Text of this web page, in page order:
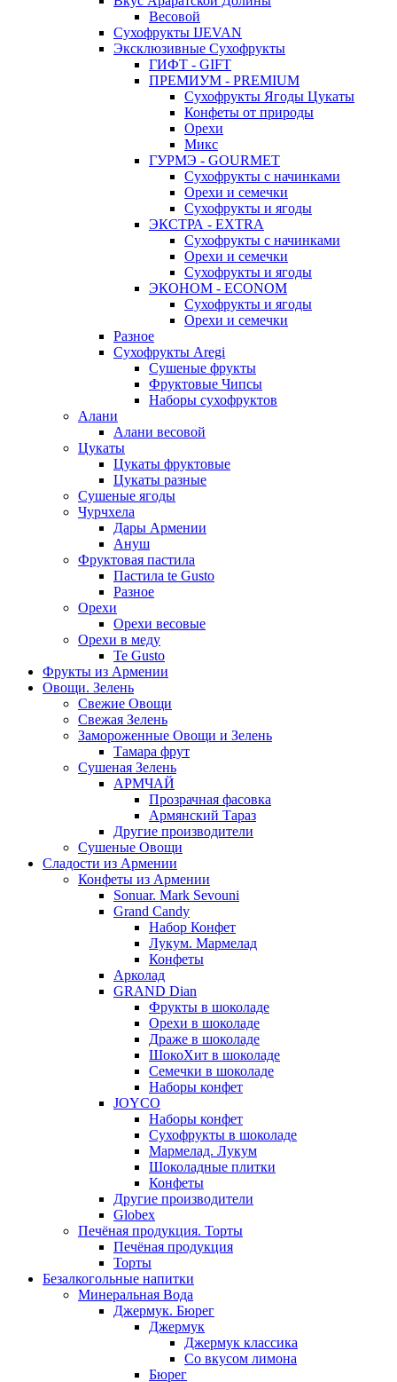
Весовой
Сухофрукты IJEVAN
Эксклюзивные Сухофрукты
ГИФТ - GIFT
ПРЕМИУМ - PREMIUM
Сухофрукты Ягоды Цукаты
Конфеты от природы
Орехи
Микс
ГУРМЭ - GOURMET
Сухофрукты с начинками
Орехи и семечки
Сухофрукты и ягоды
ЭКСТРА - EXTRA
Сухофрукты с начинками
Орехи и семечки
Сухофрукты и ягоды
ЭКОНОМ - ECONOM
Сухофрукты и ягоды
Орехи и семечки
Разное
Сухофрукты Aregi
Сушеные фрукты
Фруктовые Чипсы
Наборы сухофруктов
Алани
Алани весовой
Цукаты
Цукаты фруктовые
Цукаты разные
Сушеные ягоды
Чурчхела
Дары Армении
Ануш
Фруктовая пастила
Пастила te Gusto
Разное
Орехи
Орехи весовые
Орехи в меду
Te Gusto
Фрукты из Армении
Овощи. Зелень
Свежие Овощи
Свежая Зелень
Замороженные Овощи и Зелень
Тамара фрут
Сушеная Зелень
АРМЧАЙ
Прозрачная фасовка
Армянский Тараз
Другие производители
Сушеные Овощи
Сладости из Армении
Конфеты из Армении
Sonuar. Mark Sevouni
Grand Candy
Набор Конфет
Лукум. Мармелад
Конфеты
Арколад
GRAND Dian
Фрукты в шоколаде
Орехи в шоколаде
Драже в шоколаде
ШокоХит в шоколаде
Семечки в шоколаде
Наборы конфет
JOYCO
Наборы конфет
Сухофрукты в шоколаде
Мармелад. Лукум
Шоколадные плитки
Конфеты
Другие производители
Globex
Печёная продукция. Торты
Печёная продукция
Торты
Безалкогольные напитки
Минеральная Вода
Джермук. Бюрег
Джермук
Джермук классика
Со вкусом лимона
Бюрег